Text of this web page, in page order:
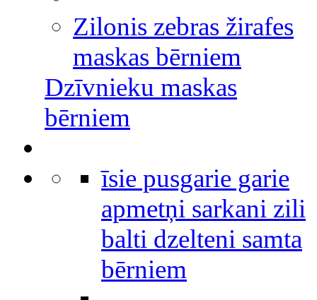
Zilonis zebras žirafes
maskas bērniem
Dzīvnieku maskas
bērniem
īsie pusgarie garie
apmetņi sarkani zili
balti dzelteni samta
bērniem